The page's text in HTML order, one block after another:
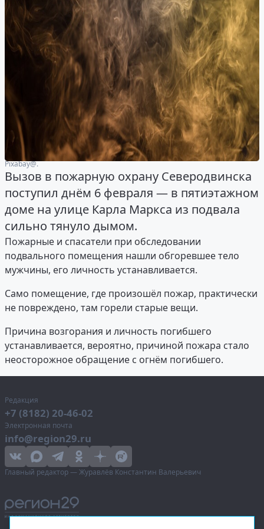
Рixabay@.
Вызов в пожарную охрану Северодвинска
поступил днём 6 февраля — в пятиэтажном
доме на улице Карла Маркса из подвала
сильно тянуло дымом.
Пожарные и спасатели при обследовании
подвального помещения нашли обгоревшее тело
мужчины, его личность устанавливается.
Само помещение, где произошёл пожар, практически
не повреждено, там горели старые вещи.
Причина возгорания и личность погибшего
устанавливается, вероятно, причиной пожара стало
неосторожное обращение с огнём погибшего.
Редакция
+7 (8182) 20-46-02
Электронная почта
info@region29.ru
Главный редактор — Журавлёв Константин Валерьевич